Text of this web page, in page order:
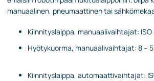
manuaalinen, pneumaattinen tai
Kiinnityslaippa, manuaalivaihtajat: ISO
Hyötykuorma, manuaalivaihtajat: 8 –
Kiinnityslaippa, automaattivaihtajat: